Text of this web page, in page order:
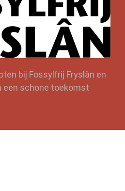
bij Fossylfrij Fryslân en
een schone toekomst